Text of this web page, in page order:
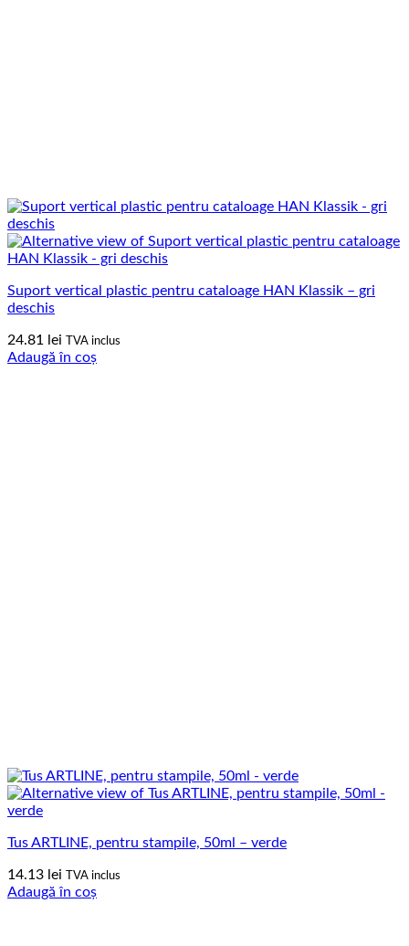
Suport vertical plastic pentru cataloage HAN Klassik – gri
deschis
24.81 lei TVA inclus
Adaugă în coș
Tus ARTLINE, pentru stampile, 50ml – verde
14.13 lei TVA inclus
Adaugă în coș